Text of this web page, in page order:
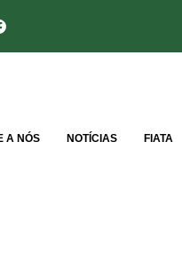
A NÓS NOTÍCIAS FIATA